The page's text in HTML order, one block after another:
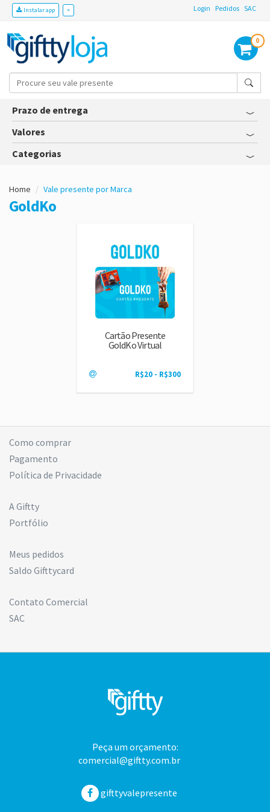
Instalar app × Login Pedidos SAC
0
Prazo de entrega
Valores
Categorias
Home Vale presente por Marca
GoldKo
Cartão Presente
GoldKo Virtual
R$20 - R$300
Como comprar
Pagamento
Política de Privacidade
A Giftty
Portfólio
Meus pedidos
Saldo Gifttycard
Contato Comercial
SAC
Peça um orçamento:
comercial@giftty.com.br
gifttyvalepresente